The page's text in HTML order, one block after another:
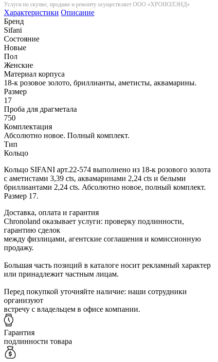
Услуги по скупке, продаже и ремонту осуществляет ООО «ХРОНОЛЭНД»
Характеристики Описание
Бренд
Sifani
Состояние
Новые
Пол
Женские
Материал корпуса
18-к розовое золото, бриллианты, аметисты, аквамарины.
Размер
17
Проба для драгметала
750
Комплектация
Абсолютно новое. Полный комплект.
Тип
Кольцо
Кольцо SIFANI арт.22-574 выполнено из 18-к розового золота
с аметистами 3,39 сts, аквамаринами 2,24 cts и белыми
бриллиантами 2,24 cts. Абсолютно новое, полный комплект.
Размер 17.
Доставка, оплата и гарантия
Chronoland оказывает услуги: проверку подлинности,
гарантию сделок
между физлицами, агентские соглашения и комиссионную
продажу.
Большая часть позиций в каталоге носит рекламный характер
или принадлежит частным лицам.
Перед покупкой уточняйте наличие: наши сотрудники
организуют
встречу с владельцем в офисе компании.
Гарантия
подлинности товара